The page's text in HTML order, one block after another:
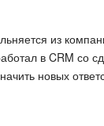
из
в CRM со
новых